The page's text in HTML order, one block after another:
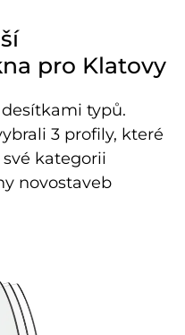
pro Klatovy
typů.
3 profily, které
kategorii
novostaveb